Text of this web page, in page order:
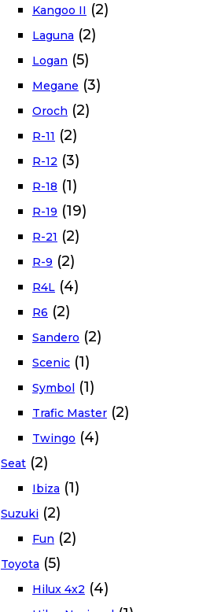
Kangoo II (2)
Laguna (2)
Logan (5)
Megane (3)
Oroch (2)
R-11 (2)
R-12 (3)
R-18 (1)
R-19 (19)
R-21 (2)
R-9 (2)
R4L (4)
R6 (2)
Sandero (2)
Scenic (1)
Symbol (1)
Trafic Master (2)
Twingo (4)
Seat (2)
Ibiza (1)
Suzuki (2)
Fun (2)
Toyota (5)
Hilux 4x2 (4)